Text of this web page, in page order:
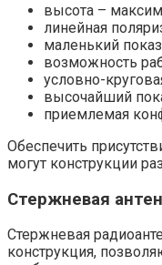
высота –
линейная
маленький
возможность
условно-
высочайший
приемлемая
Обеспечить
могут конструкции
Стержневая
Стержневая
конструкция,